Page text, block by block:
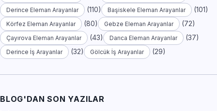
Derince Eleman Arayanlar (110) Başiskele Eleman Arayanlar (101)
Körfez Eleman Arayanlar (80) Gebze Eleman Arayanlar (72)
Çayırova Eleman Arayanlar (43) Darıca Eleman Arayanlar (37)
Derince İş Arayanlar (32) Gölcük İş Arayanlar (29)
BLOG'DAN SON YAZILAR